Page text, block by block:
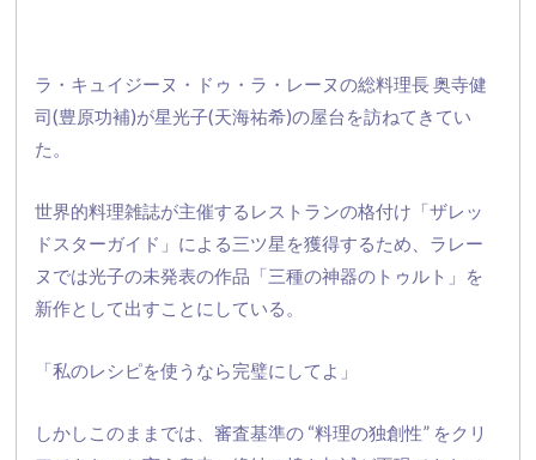
ラ・キュイジーヌ・ドゥ・ラ・レーヌの総料理長 奥寺健
司(豊原功補)が星光子(天海祐希)の屋台を訪ねてきてい
た。
世界的料理雑誌が主催するレストランの格付け「ザレッ
ドスターガイド」による三ツ星を獲得するため、 ラレー
ヌでは光子の未発表の作品「三種の神器のトゥルト」 を
新作として出すことにしている。
「私のレシピを使うなら完璧にしてよ」
しかしこのままでは、審査基準の “料理の独創性” をクリ